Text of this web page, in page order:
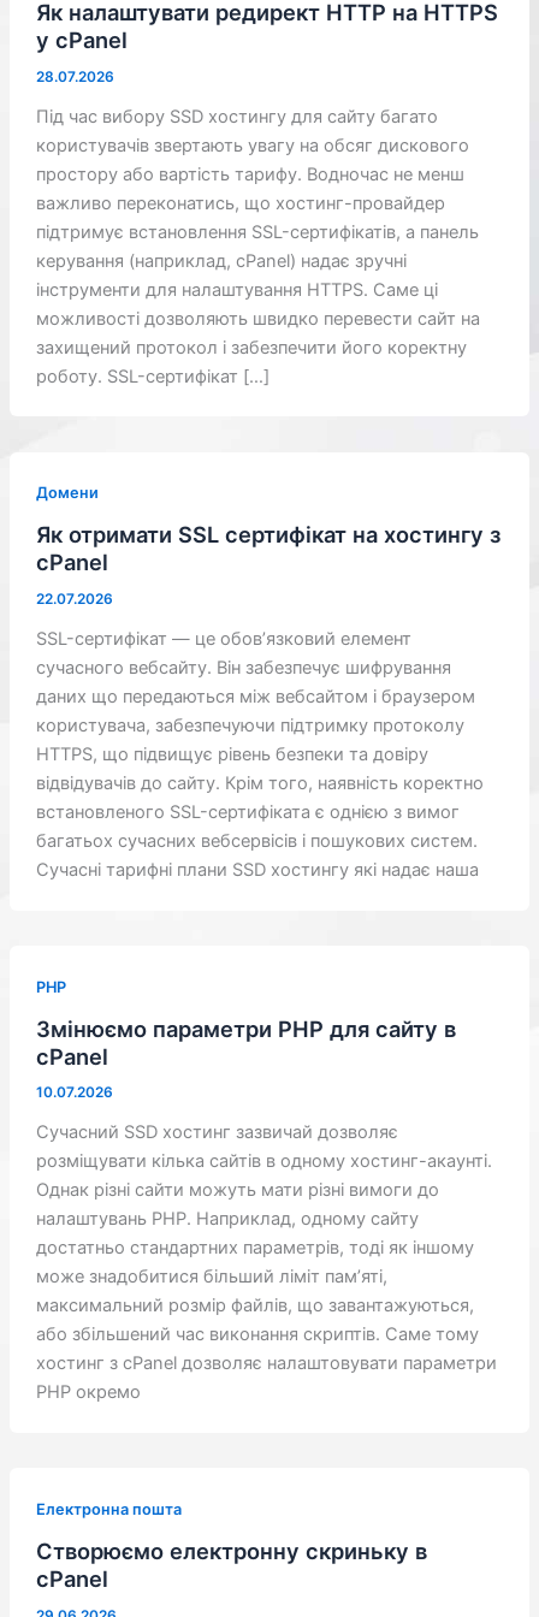
Як налаштувати редирект HTTP на HTTPS
у cPanel
28.07.2026
Під час вибору SSD хостингу для сайту багато
користувачів звертають увагу на обсяг дискового
простору або вартість тарифу. Водночас не менш
важливо переконатись, що хостинг-провайдер
підтримує встановлення SSL-сертифікатів, а панель
керування (наприклад, cPanel) надає зручні
інструменти для налаштування HTTPS. Саме ці
можливості дозволяють швидко перевести сайт на
захищений протокол і забезпечити його коректну
роботу. SSL-сертифікат […]
Домени
Як отримати SSL сертифікат на хостингу з
cPanel
22.07.2026
SSL-сертифікат — це обов’язковий елемент
сучасного вебсайту. Він забезпечує шифрування
даних що передаються між вебсайтом і браузером
користувача, забезпечуючи підтримку протоколу
HTTPS, що підвищує рівень безпеки та довіру
відвідувачів до сайту. Крім того, наявність коректно
встановленого SSL-сертифіката є однією з вимог
багатьох сучасних вебсервісів і пошукових систем.
Сучасні тарифні плани SSD хостингу які надає наша
PHP
Змінюємо параметри PHP для сайту в
cPanel
10.07.2026
Сучасний SSD хостинг зазвичай дозволяє
розміщувати кілька сайтів в одному хостинг-акаунті.
Однак різні сайти можуть мати різні вимоги до
налаштувань PHP. Наприклад, одному сайту
достатньо стандартних параметрів, тоді як іншому
може знадобитися більший ліміт пам’яті,
максимальний розмір файлів, що завантажуються,
або збільшений час виконання скриптів. Саме тому
хостинг з cPanel дозволяє налаштовувати параметри
PHP окремо
Електронна пошта
Створюємо електронну скриньку в
cPanel